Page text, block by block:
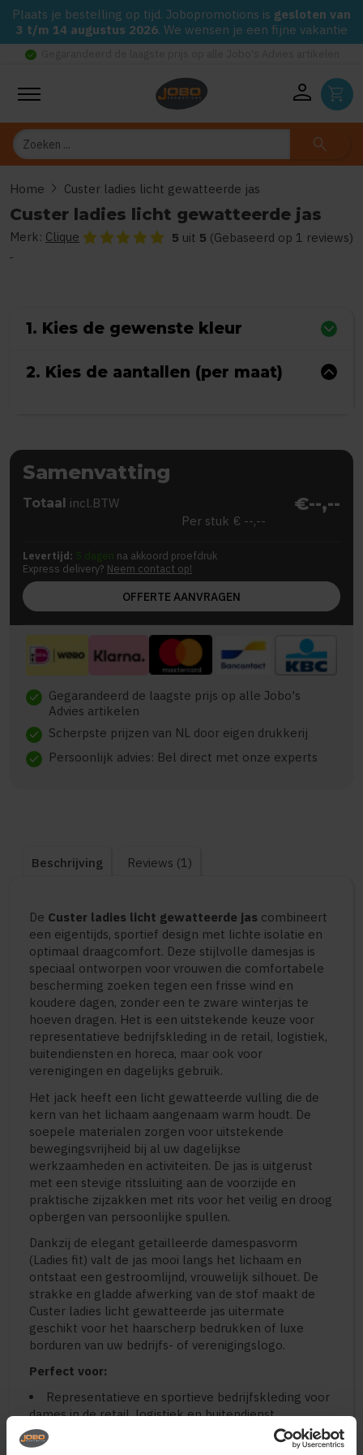
Plaats je bestelling op tijd. Jobopromotions is gesloten van
3 t/m 14 augustus 2026. We wensen je een fijne vakantie
check_circle
person shopping_cart
Zoeken search
Home chevron_right Custer ladies licht gewatteerde jas
Custer ladies licht gewatteerde jas
Merk: Clique De beoordeling van dit product is5 van de 5
5 uit 5 (Gebaseerd op 1 reviews)
1. Kies de gewenste kleur
2. Kies de aantallen (per maat)
Samenvatting
Totaal incl.BTW €--,--
Per stuk € --,--
Levertijd: 5 dagen na akkoord proefdruk
Express delivery? Neem contact op!
OFFERTE AANVRAGEN
check Gegarandeerd de laagste prijs op alle Jobo's
Advies artikelen
check Scherpste prijzen van NL door eigen drukkerij
check Persoonlijk advies: Bel direct met onze experts
Beschrijving Reviews (1)
De Custer ladies licht gewatteerde jas combineert
een eigentijds, sportief design met lichte isolatie en
optimaal draagcomfort. Deze stijlvolle damesjas is
speciaal ontworpen voor vrouwen die comfortabele
bescherming zoeken tegen een frisse wind en
koudere dagen, zonder een te zware winterjas te
hoeven dragen. Het is een uitstekende keuze voor
representatieve bedrijfskleding in de retail, logistiek,
buitendiensten en horeca, maar ook voor
verenigingen en dagelijks gebruik.
Het jack heeft een licht gewatteerde vulling die de
kern van het lichaam aangenaam warm houdt. De
soepele materialen zorgen voor uitstekende
bewegingsvrijheid bij al uw dagelijkse
werkzaamheden en activiteiten. De jas is uitgerust
met een stevige ritssluiting aan de voorzijde en
praktische zijzakken met rits voor het veilig en droog
opbergen van persoonlijke spullen.
Dankzij de elegant getailleerde damespasvorm
(Ladies fit) valt de jas mooi langs het lichaam en
ontstaat een gestroomlijnd, vrouwelijk silhouet. De
strakke en gladde afwerking van de stof maakt de
Custer ladies licht gewatteerde jas uitermate
geschikt voor het haarscherp bedrukken of luxe
borduren van uw bedrijfs- of verenigingslogo.
Perfect voor:
Representatieve en sportieve bedrijfskleding voor
dames in de retail, logistiek en buitendienst
Uniforme teamkleding voor verenigingen,
evenementencrews en promotieteams